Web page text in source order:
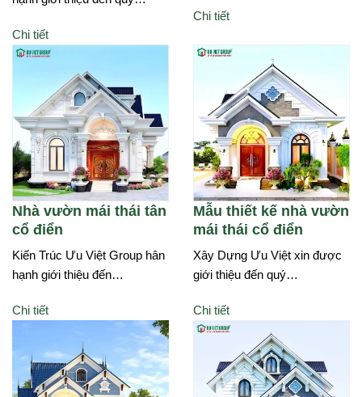
Chi tiết
Chi tiết
Nhà vườn mái thái tân
cổ điển
Kiến Trúc Ưu Việt Group hân
hạnh giới thiệu đến…
Chi tiết
Mẫu thiết kế nhà vườn
mái thái cổ điển
Xây Dựng Ưu Việt xin được
giới thiệu đến quý…
Chi tiết